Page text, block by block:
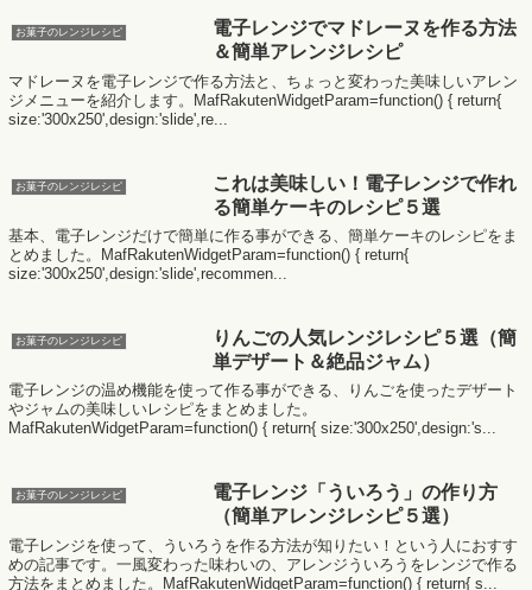
お菓子のレンジレシピ
電子レンジでマドレーヌを作る方法
＆簡単アレンジレシピ
マドレーヌを電子レンジで作る方法と、ちょっと変わった美味しいアレン
ジメニューを紹介します。MafRakutenWidgetParam=function() { return{
size:'300x250',design:'slide',re...
お菓子のレンジレシピ
これは美味しい！電子レンジで作れ
る簡単ケーキのレシピ５選
基本、電子レンジだけで簡単に作る事ができる、簡単ケーキのレシピをま
とめました。MafRakutenWidgetParam=function() { return{
size:'300x250',design:'slide',recommen...
お菓子のレンジレシピ
りんごの人気レンジレシピ５選（簡
単デザート＆絶品ジャム）
電子レンジの温め機能を使って作る事ができる、りんごを使ったデザート
やジャムの美味しいレシピをまとめました。
MafRakutenWidgetParam=function() { return{ size:'300x250',design:'s...
お菓子のレンジレシピ
電子レンジ「ういろう」の作り方
（簡単アレンジレシピ５選）
電子レンジを使って、ういろうを作る方法が知りたい！という人におすす
めの記事です。一風変わった味わいの、アレンジういろうをレンジで作る
方法をまとめました。MafRakutenWidgetParam=function() { return{ s...